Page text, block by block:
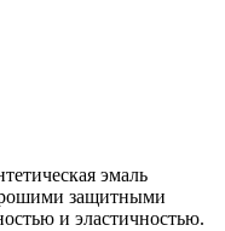
эмаль
защитными
и эластичностью.